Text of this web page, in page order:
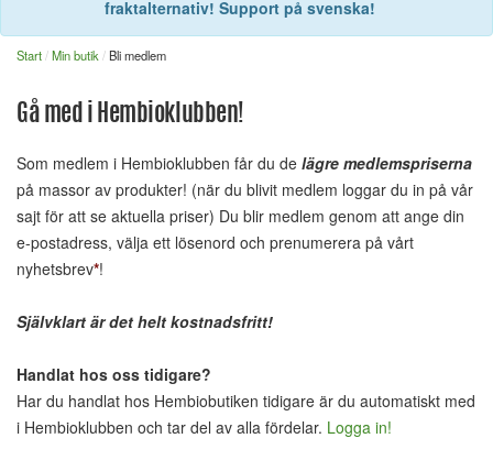
fraktalternativ! Support på svenska!
Start Min butik Bli medlem
Gå med i Hembioklubben!
Som medlem i Hembioklubben får du de lägre medlemspriserna
på massor av produkter! (när du blivit medlem loggar du in på vår
sajt för att se aktuella priser) Du blir medlem genom att ange din
e-postadress, välja ett lösenord och prenumerera på vårt
nyhetsbrev*!
Självklart är det helt kostnadsfritt!
Handlat hos oss tidigare?
Har du handlat hos Hembiobutiken tidigare är du automatiskt med
i Hembioklubben och tar del av alla fördelar. Logga in!